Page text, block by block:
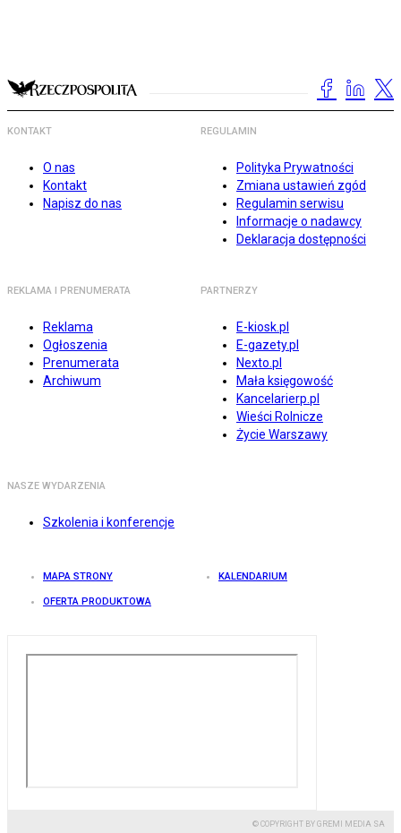
KONTAKT
O nas
Kontakt
Napisz do nas
REGULAMIN
Polityka Prywatności
Zmiana ustawień zgód
Regulamin serwisu
Informacje o nadawcy
Deklaracja dostępności
REKLAMA I PRENUMERATA
Reklama
Ogłoszenia
Prenumerata
Archiwum
PARTNERZY
E-kiosk.pl
E-gazety.pl
Nexto.pl
Mała księgowość
Kancelarierp.pl
Wieści Rolnicze
Życie Warszawy
NASZE WYDARZENIA
Szkolenia i konferencje
MAPA STRONY KALENDARIUM
OFERTA PRODUKTOWA
© COPYRIGHT BY GREMI MEDIA SA